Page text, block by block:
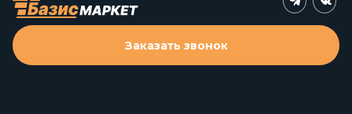
Заказать звонок